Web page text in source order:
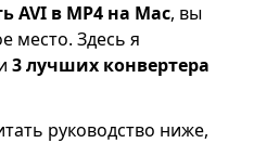
AVI в MP4 на Mac, вы
место. Здесь я
3 лучших конвертера
руководство ниже,